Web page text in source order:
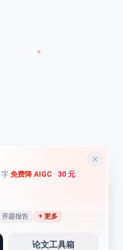
字 免费降 AIGC · 30 元
开题报告 + 更多
论文工具箱